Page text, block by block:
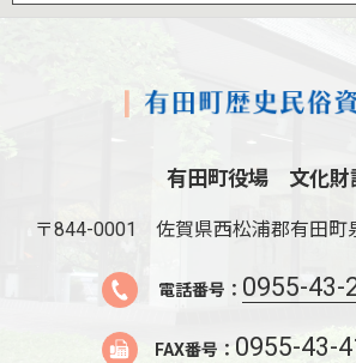
有田町役場 文化財
〒844-0001 佐賀県西松浦郡有田町
電話番号： 0955-43-
FAX番号： 0955-43-